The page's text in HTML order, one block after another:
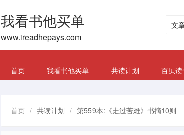
我看书他买单
www.ireadhepays.com
首页 我看书他买单 共读计划 百贝读
首页 / 共读计划 / 第559本:《走过苦难》书摘10则